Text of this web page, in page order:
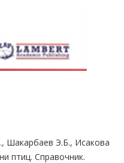
Шакарбаев Э.Б., Исакова
птиц. Справочник.